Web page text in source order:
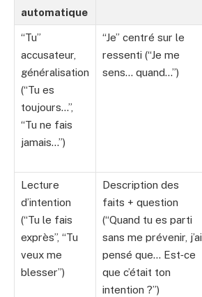
automatique
“Tu”
accusateur,
généralisation
(“Tu es
toujours…”,
“Tu ne fais
jamais…”)
“Je” centré sur le
ressenti (“Je me
sens… quand…”)
Lecture
d’intention
(“Tu le fais
exprès”, “Tu
veux me
blesser”)
Description des
faits + question
(“Quand tu es parti
sans me prévenir, j’ai
pensé que… Est‑ce
que c’était ton
intention ?”)